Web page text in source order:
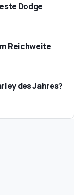
Dodge
Reichweite
des Jahres?